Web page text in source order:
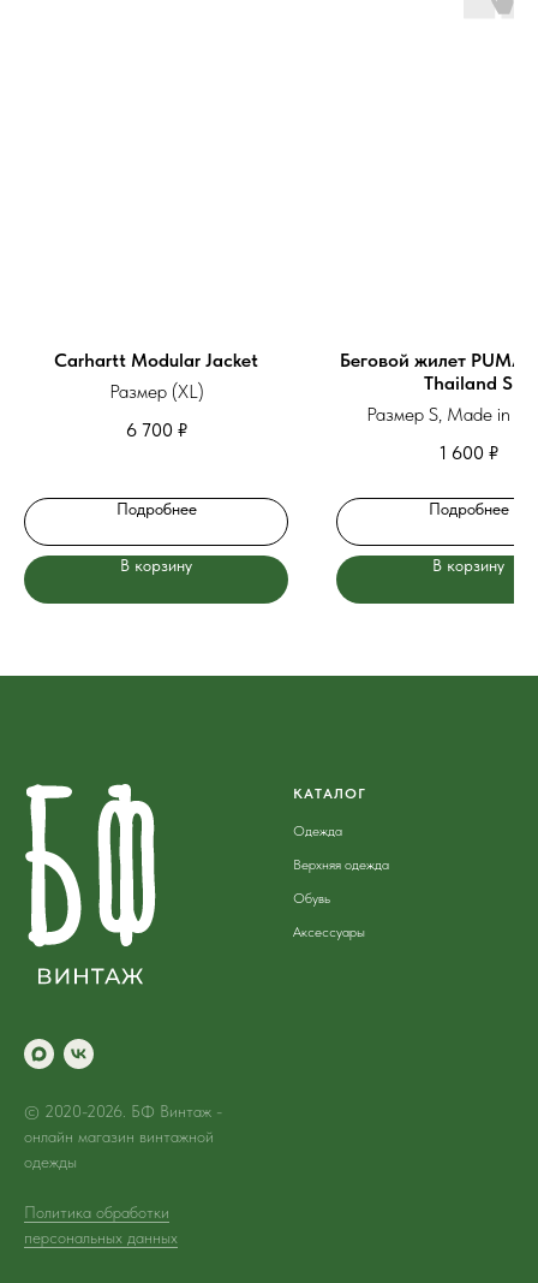
Carhartt Modular Jacket
Размер (XL)
6 700 ₽
Подробнее
В корзину
Беговой жилет PUMA
Thailand S
Размер S, Made in
1 600 ₽
Подробнее
В корзину
© 2020-2026. БФ Винтаж -
онлайн магазин винтажной
одежды
Политика обработки
персональных данных
КАТАЛОГ
Одежда
Верхняя одежда
Обувь
Аксессуары